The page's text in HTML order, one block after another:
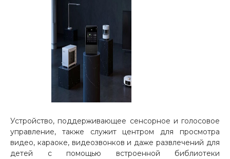
раз в 2 недели
Устройство, поддерживающее сенсорное и голосовое
управление, также служит центром для просмотра
видео, караоке, видеозвонков и даже развлечений для
детей с помощью встроенной библиотеки